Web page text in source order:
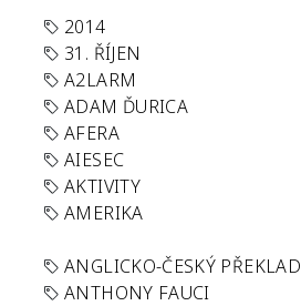
2014
31. ŘÍJEN
A2LARM
ADAM ĎURICA
AFERA
AIESEC
AKTIVITY
AMERIKA
ANGLICKO-ČESKÝ PŘEKLAD
ANTHONY FAUCI